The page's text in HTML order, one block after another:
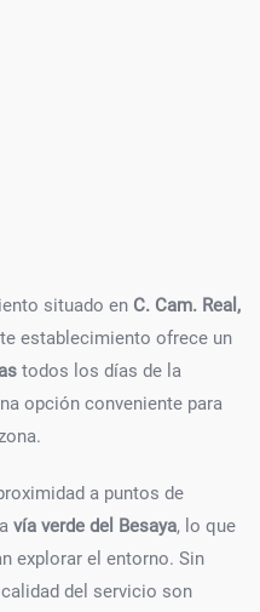
situado en C. Cam. Real,
establecimiento ofrece un
todos los días de la
opción conveniente para
a puntos de
vía verde del Besaya, lo que
explorar el entorno. Sin
del servicio son